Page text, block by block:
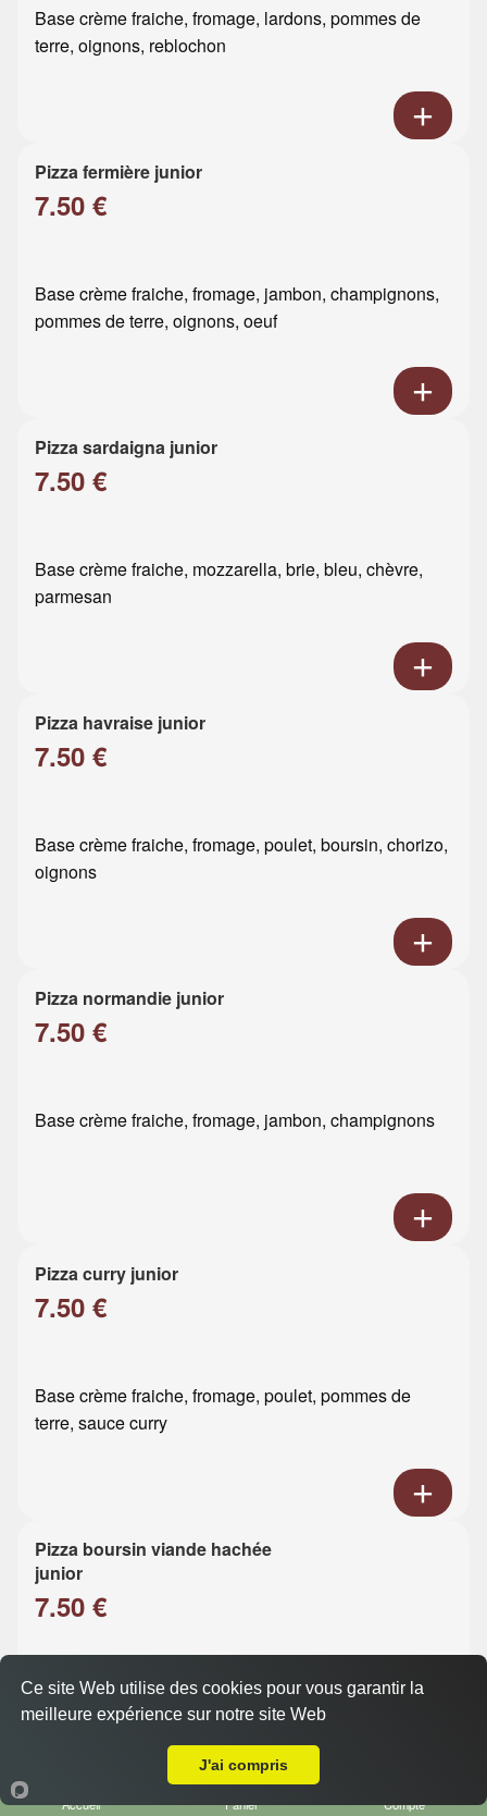
Base crème fraiche, fromage, lardons, pommes de
terre, oignons, reblochon
Pizza fermière junior
7.50 €
Base crème fraiche, fromage, jambon, champignons,
pommes de terre, oignons, oeuf
Pizza sardaigna junior
7.50 €
Base crème fraiche, mozzarella, brie, bleu, chèvre,
parmesan
Pizza havraise junior
7.50 €
Base crème fraiche, fromage, poulet, boursin, chorizo,
oignons
Pizza normandie junior
7.50 €
Base crème fraiche, fromage, jambon, champignons
Pizza curry junior
7.50 €
Base crème fraiche, fromage, poulet, pommes de
terre, sauce curry
Pizza boursin viande hachée
junior
7.50 €
Accueil Panier Compte
Ce site Web utilise des cookies pour vous garantir la
meilleure expérience sur notre site Web
J'ai compris